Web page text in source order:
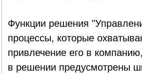
Функции решения
процессы, которые
привлечение его в
в решении предусмотрены